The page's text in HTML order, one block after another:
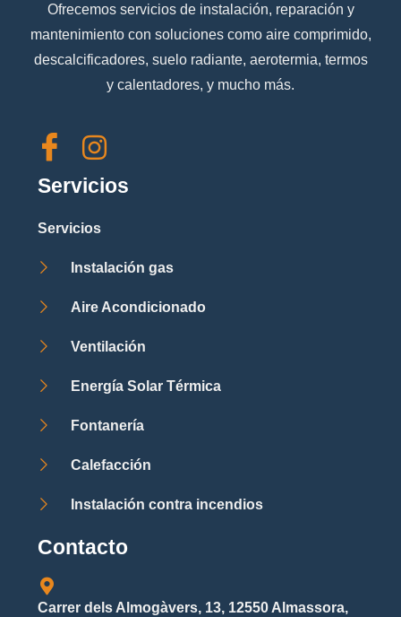
Ofrecemos servicios de instalación, reparación y
mantenimiento con soluciones como aire comprimido,
descalcificadores, suelo radiante, aerotermia, termos
y calentadores, y mucho más.
Servicios
Servicios
Instalación gas
Aire Acondicionado
Ventilación
Energía Solar Térmica
Fontanería
Calefacción
Instalación contra incendios
Contacto
Carrer dels Almogàvers, 13, 12550 Almassora,